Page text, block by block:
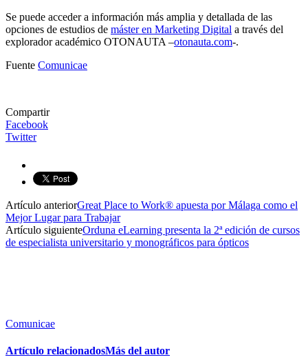
Se puede acceder a información más amplia y detallada de las
opciones de estudios de máster en Marketing Digital a través del
explorador académico OTONAUTA –otonauta.com-.
Fuente Comunicae
Compartir
Facebook
Twitter
Artículo anteriorGreat Place to Work® apuesta por Málaga como el
Mejor Lugar para Trabajar
Artículo siguienteOrduna eLearning presenta la 2ª edición de cursos
de especialista universitario y monográficos para ópticos
Comunicae
Artículo relacionadosMás del autor